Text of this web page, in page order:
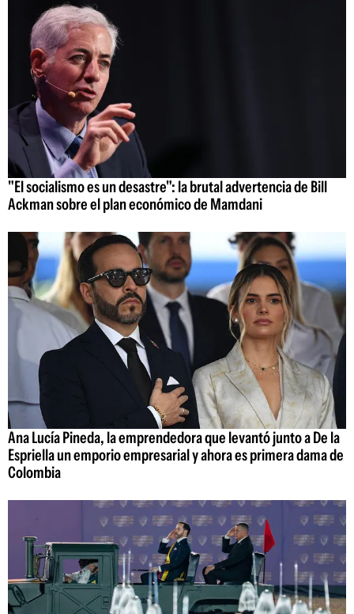
"El socialismo es un desastre": la brutal advertencia de Bill
Ackman sobre el plan económico de Mamdani
Ana Lucía Pineda, la emprendedora que levantó junto a De la
Espriella un emporio empresarial y ahora es primera dama de
Colombia